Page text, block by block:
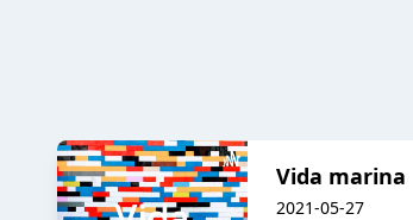
Vida marina
2021-05-27